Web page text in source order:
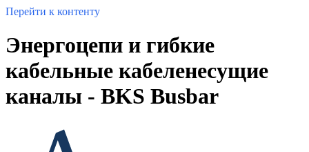
Перейти к контенту
Энергоцепи и гибкие
кабельные кабеленесущие
каналы - BKS Busbar